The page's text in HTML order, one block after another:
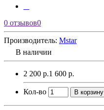
0 отзывов0
Производитель: Mstar
В наличии
2 200 р.1 600 р.
Кол-во В корзину